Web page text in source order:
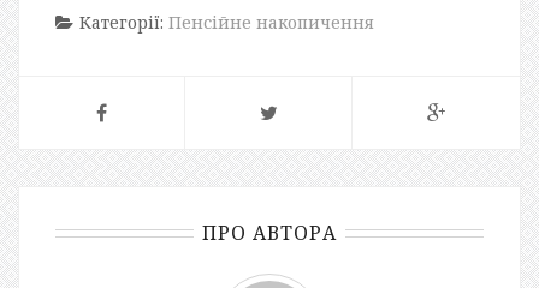
Категорії: Пенсійне накопичення
ПРО АВТОРА